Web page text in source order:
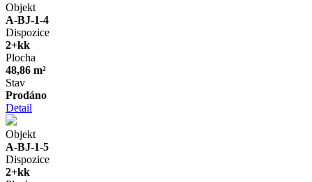
Objekt
A-BJ-1-4
Dispozice
2+kk
Plocha
48,86 m²
Stav
Prodáno
Detail
Objekt
A-BJ-1-5
Dispozice
2+kk